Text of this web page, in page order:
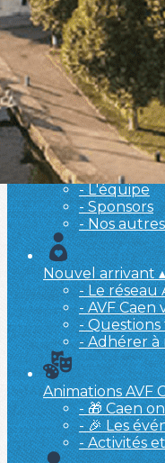
Ajoutez un logo, un
Cliquez pour éditer
L'association▴▾
-
- Brochure
- L'équipe
- Sponsors
- Nos
Nouvel arrivant▴
- Le réseau
- AVF Caen
-
- Adhérer à
Animations AVF
- 🎁 Caen
- 🎉 Les
- Activités